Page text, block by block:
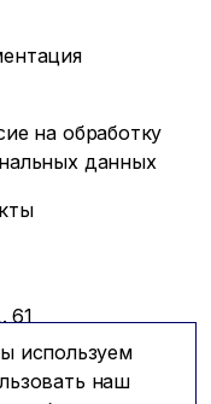
используем
наш
на обработку
данных
61